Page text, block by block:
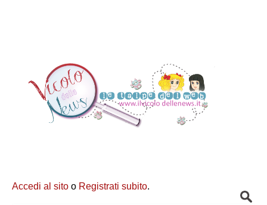
Accedi al sito o Registrati subito.